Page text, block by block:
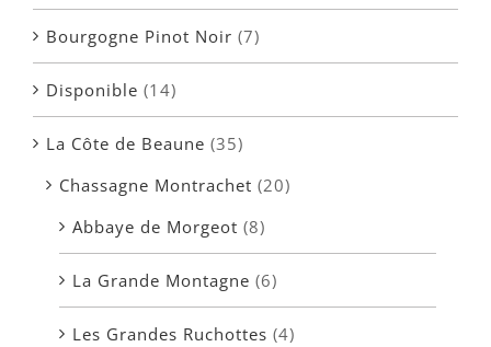
Bourgogne Pinot Noir (7)
Disponible (14)
La Côte de Beaune (35)
Chassagne Montrachet (20)
Abbaye de Morgeot (8)
La Grande Montagne (6)
Les Grandes Ruchottes (4)